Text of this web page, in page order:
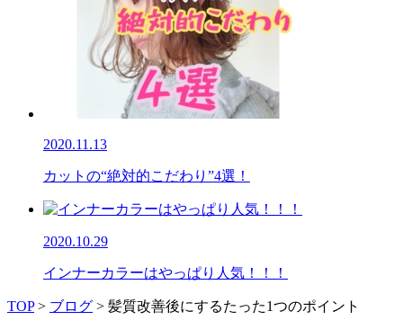
2020.11.13
カットの“絶対的こだわり”4選！
2020.10.29
インナーカラーはやっぱり人気！！！
TOP> ブログ > 髪質改善後にするたった1つのポイント